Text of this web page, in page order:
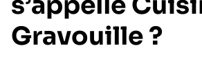
Gravouille ?